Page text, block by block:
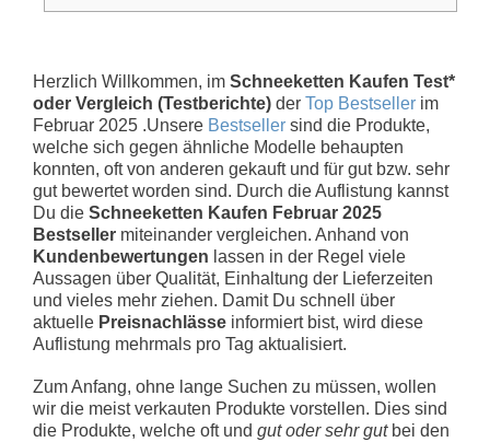
Herzlich Willkommen, im Schneeketten Kaufen Test*
oder Vergleich (Testberichte) der Top Bestseller im
Februar 2025 .Unsere Bestseller sind die Produkte,
welche sich gegen ähnliche Modelle behaupten
konnten, oft von anderen gekauft und für gut bzw. sehr
gut bewertet worden sind. Durch die Auflistung kannst
Du die Schneeketten Kaufen Februar 2025
Bestseller miteinander vergleichen. Anhand von
Kundenbewertungen lassen in der Regel viele
Aussagen über Qualität, Einhaltung der Lieferzeiten
und vieles mehr ziehen. Damit Du schnell über
aktuelle Preisnachlässe informiert bist, wird diese
Auflistung mehrmals pro Tag aktualisiert.
Zum Anfang, ohne lange Suchen zu müssen, wollen
wir die meist verkauten Produkte vorstellen. Dies sind
die Produkte, welche oft und gut oder sehr gutbei den